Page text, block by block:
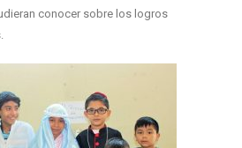
conocer sobre los logros